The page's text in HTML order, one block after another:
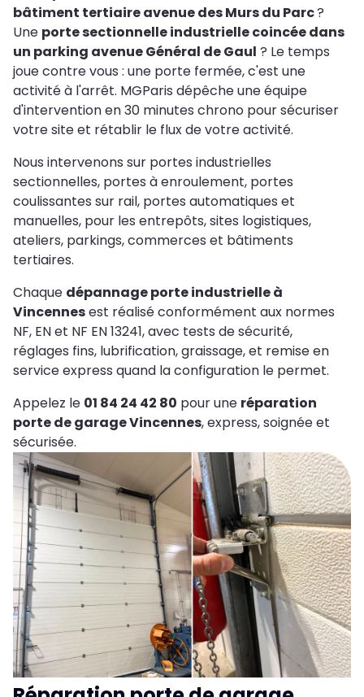
bâtiment tertiaire avenue des Murs du Parc?
Une porte sectionnelle industrielle coincée dans
un parking avenue Général de Gaul ? Le temps
joue contre vous : une porte fermée, c'est une
activité à l'arrêt. MGParis dépêche une équipe
d'intervention en 30 minutes chrono pour sécuriser
votre site et rétablir le flux de votre activité.
Nous intervenons sur portes industrielles
sectionnelles, portes à enroulement, portes
coulissantes sur rail, portes automatiques et
manuelles, pour les entrepôts, sites logistiques,
ateliers, parkings, commerces et bâtiments
tertiaires.
Chaque dépannage porte industrielle à
Vincennesest réalisé conformément aux normes
NF, EN et NF EN 13241, avec tests de sécurité,
réglages fins, lubrification, graissage, et remise en
service express quand la configuration le permet.
Appelez le 01 84 24 42 80 pour une réparation
porte de garage Vincennes, express, soignée et
sécurisée.